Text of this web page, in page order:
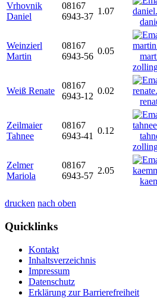
Vrhovnik
Daniel
08167
6943-37
1.07
Weinzierl
Martin
08167
6943-56
0.05
Weiß Renate
08167
6943-12
0.02
Zeilmaier
Tahnee
08167
6943-41
0.12
Zelmer
Mariola
08167
6943-57
2.05
drucken nach oben
Quicklinks
Kontakt
Inhaltsverzeichnis
Impressum
Datenschutz
Erklärung zur Barrierefreiheit